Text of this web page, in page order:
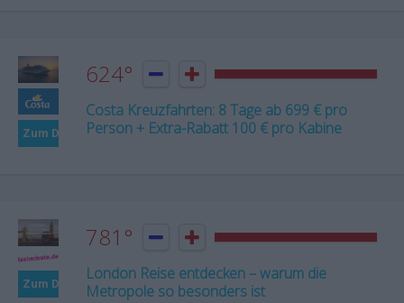
Zum Deal
624°  
Costa Kreuzfahrten: 8 Tage ab 699 € pro
Person + Extra-Rabatt 100 € pro Kabine
Zum Deal
781°  
London Reise entdecken – warum die
Metropole so besonders ist